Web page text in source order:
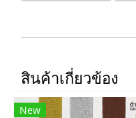
สินค้าเกี่ยวข้อง
New